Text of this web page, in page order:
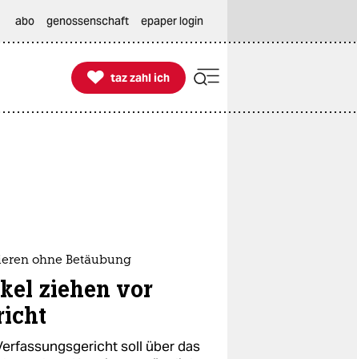
abo genossenschaft epaper login

taz zahl ich
taz zahl ich
ohne Betäubung
ziehen vor
soll über das